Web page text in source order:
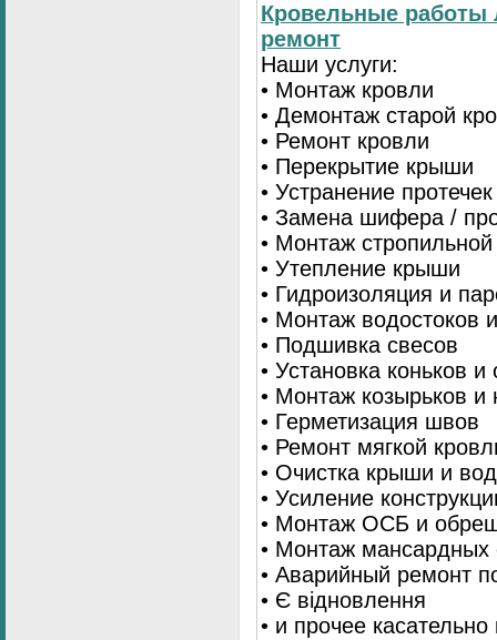
Кровельные
ремонт
Наши услуги:
• Монтаж кровли
• Демонтаж старой
• Ремонт кровли
• Перекрытие крыши
• Устранение протечек
• Замена шифера /
• Монтаж
• Утепление крыши
• Гидроизоляция и
• Монтаж водостоков
• Подшивка свесов
• Установка коньков и
• Монтаж козырьков и
• Герметизация швов
• Ремонт мягкой
• Очистка крыши и
• Усиление
• Монтаж ОСБ и
• Монтаж мансардных
• Аварийный ремонт
• Є відновлення
• и прочее